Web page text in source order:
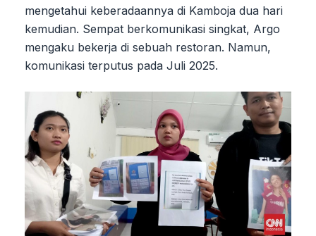
mengetahui keberadaannya di Kamboja dua hari
kemudian. Sempat berkomunikasi singkat, Argo
mengaku bekerja di sebuah restoran. Namun,
komunikasi terputus pada Juli 2025.